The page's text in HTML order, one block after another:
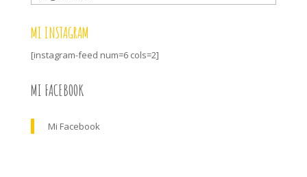
MI INSTAGRAM
[instagram-feed num=6 cols=2]
MI FACEBOOK
Mi Facebook